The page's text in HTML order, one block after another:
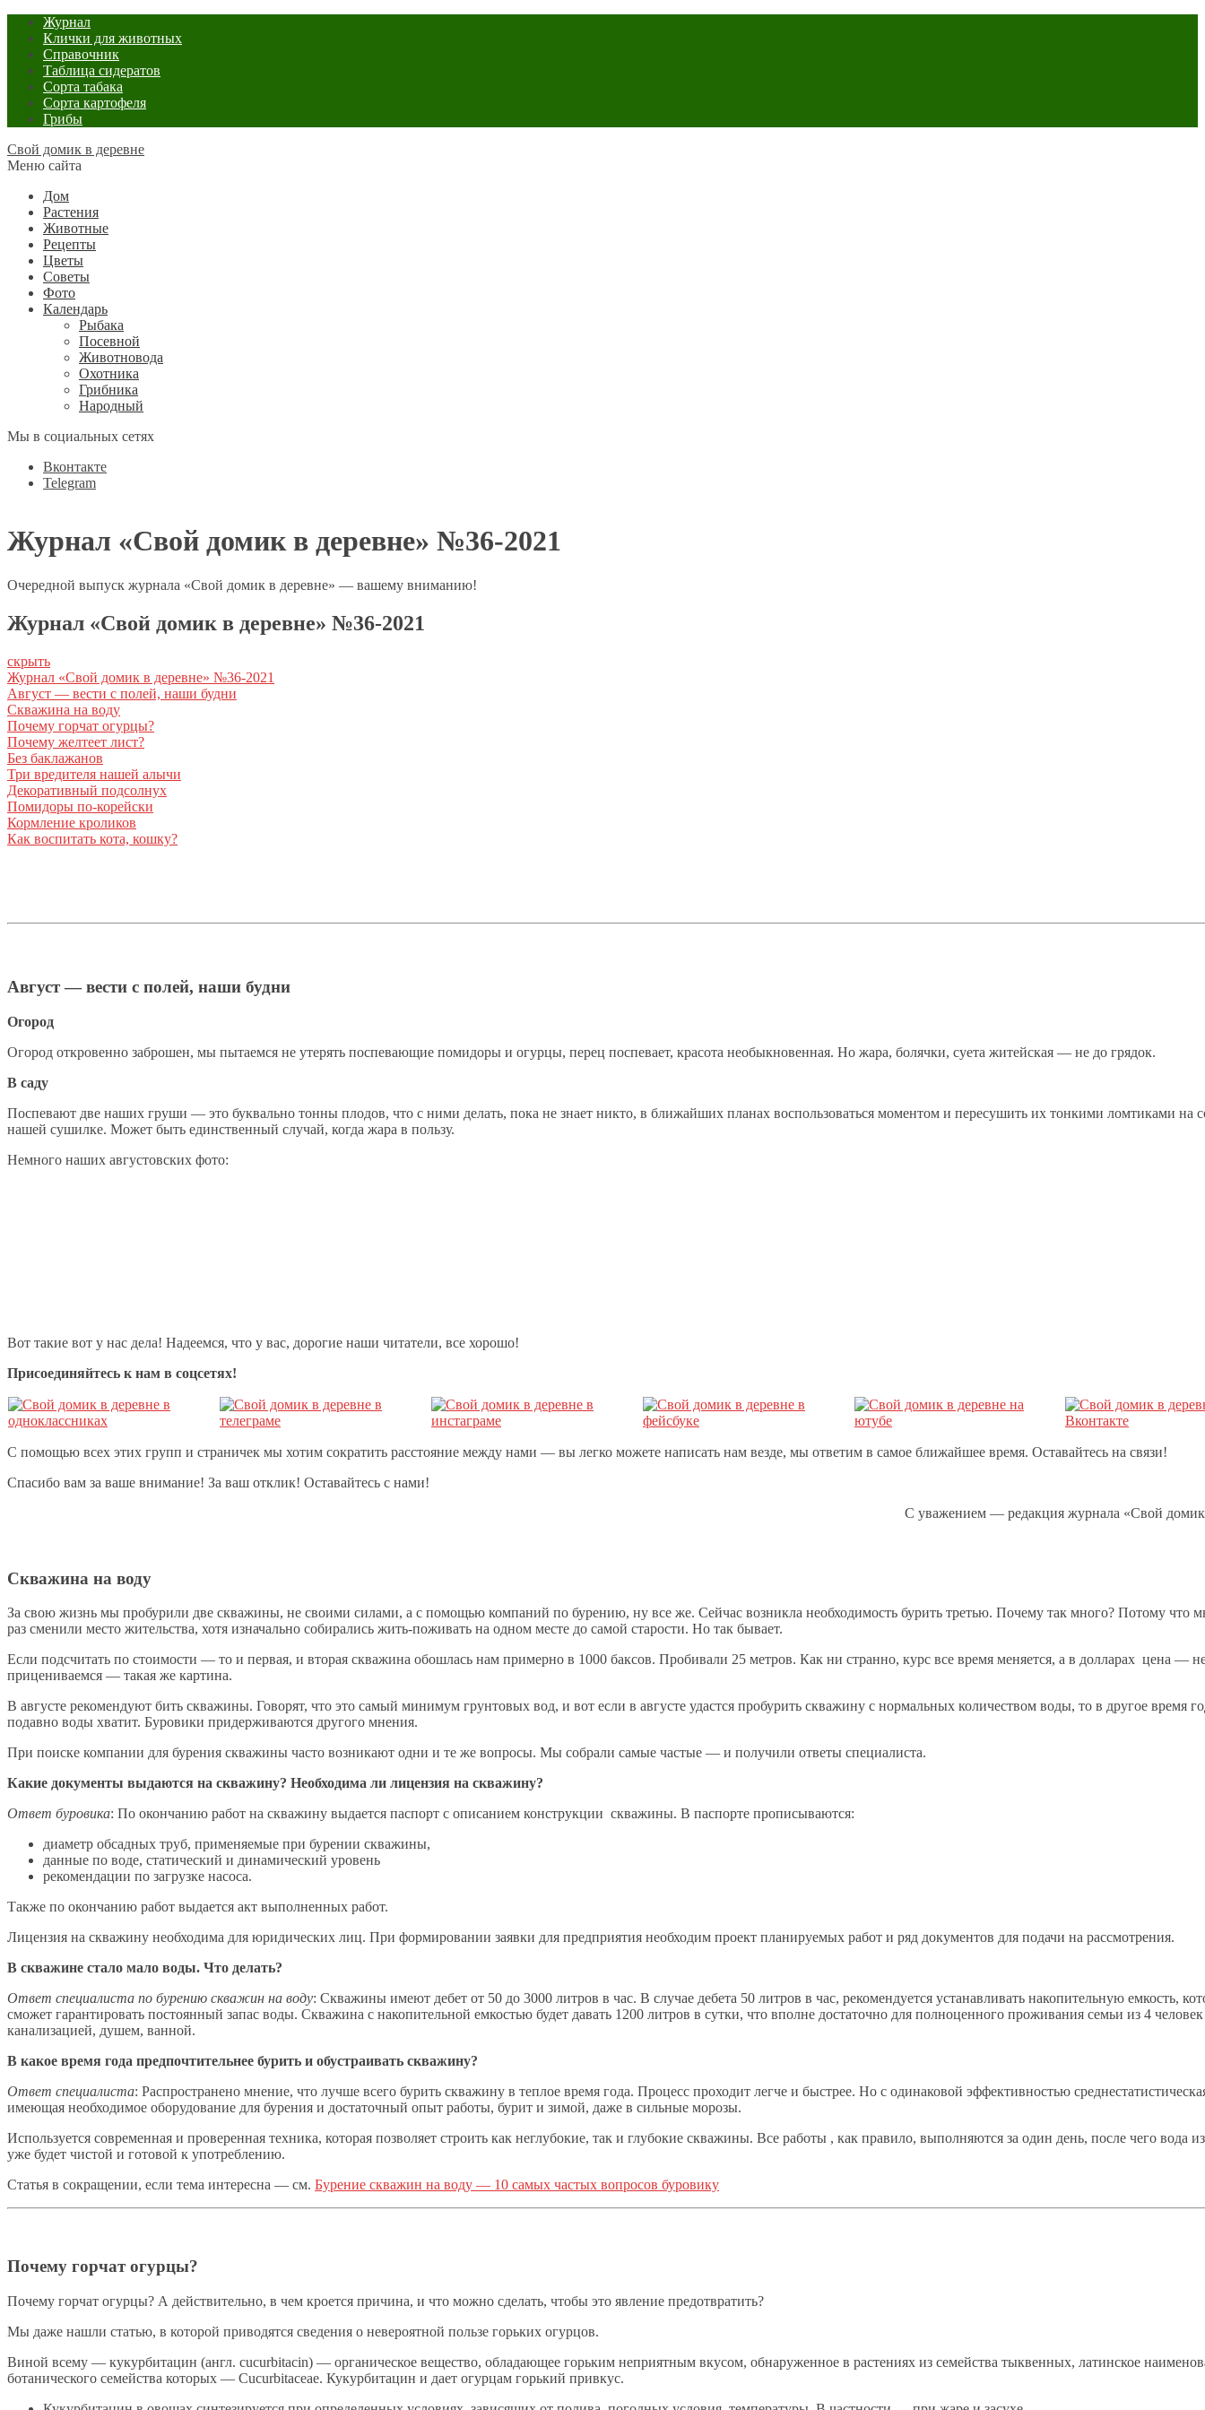
Журнал
Клички для животных
Справочник
Таблица сидератов
Сорта табака
Сорта картофеля
Грибы
Свой домик в деревне
Меню сайта
Дом
Растения
Животные
Рецепты
Цветы
Советы
Фото
Календарь
Рыбака
Посевной
Животновода
Охотника
Грибника
Народный
Мы в социальных сетях
Вконтакте
Telegram
Журнал «Свой домик в деревне» №36-2021
Очередной выпуск журнала «Свой домик в деревне» — вашему вниманию!
Журнал «Свой домик в деревне» №36-2021
скрыть
Журнал «Свой домик в деревне» №36-2021
Август — вести с полей, наши будни
Скважина на воду
Почему горчат огурцы?
Почему желтеет лист?
Без баклажанов
Три вредителя нашей алычи
Декоративный подсолнух
Помидоры по-корейски
Кормление кроликов
Как воспитать кота, кошку?
Август — вести с полей, наши будни
Огород
Огород откровенно заброшен, мы пытаемся не утерять поспевающие помидоры и огурцы, перец поспевает, красота необыкновенная. Но жара, болячки, суета житейская — не до грядок.
В саду
Поспевают две наших груши — это буквально тонны плодов, что с ними делать, пока не знает никто, в ближайших планах воспользоваться моментом и пересушить их тонкими ломтиками на
нашей сушилке. Может быть единственный случай, когда жара в пользу.
Немного наших августовских фото:
Вот такие вот у нас дела! Надеемся, что у вас, дорогие наши читатели, все хорошо!
Присоединяйтесь к нам в соцсетях!
С помощью всех этих групп и страничек мы хотим сократить расстояние между нами — вы легко можете написать нам везде, мы ответим в самое ближайшее время. Оставайтесь на связи!
Спасибо вам за ваше внимание! За ваш отклик! Оставайтесь с нами!
С уважением — редакция журнала «Свой домик
Скважина на воду
За свою жизнь мы пробурили две скважины, не своими силами, а с помощью компаний по бурению, ну все же. Сейчас возникла необходимость бурить третью. Почему так много? Потому что
раз сменили место жительства, хотя изначально собирались жить-поживать на одном месте до самой старости. Но так бывает.
Если подсчитать по стоимости — то и первая, и вторая скважина обошлась нам примерно в 1000 баксов. Пробивали 25 метров. Как ни странно, курс все время меняется, а в долларах цена —
прицениваемся — такая же картина.
В августе рекомендуют бить скважины. Говорят, что это самый минимум грунтовых вод, и вот если в августе удастся пробурить скважину с нормальных количеством воды, то в другое время
подавно воды хватит. Буровики придерживаются другого мнения.
При поиске компании для бурения скважины часто возникают одни и те же вопросы. Мы собрали самые частые — и получили ответы специалиста.
Какие документы выдаются на скважину? Необходима ли лицензия на скважину?
Ответ буровика: По окончанию работ на скважину выдается паспорт с описанием конструкции скважины. В паспорте прописываются:
диаметр обсадных труб, применяемые при бурении скважины,
данные по воде, статический и динамический уровень
рекомендации по загрузке насоса.
Также по окончанию работ выдается акт выполненных работ.
Лицензия на скважину необходима для юридических лиц. При формировании заявки для предприятия необходим проект планируемых работ и ряд документов для подачи на рассмотрения.
В скважине стало мало воды. Что делать?
Ответ специалиста по бурению скважин на воду: Скважины имеют дебет от 50 до 3000 литров в час. В случае дебета 50 литров в час, рекомендуется устанавливать накопительную емкость,
сможет гарантировать постоянный запас воды. Скважина с накопительной емкостью будет давать 1200 литров в сутки, что вполне достаточно для полноценного проживания семьи из 4 человек
канализацией, душем, ванной.
В какое время года предпочтительнее бурить и обустраивать скважину?
Ответ специалиста: Распространено мнение, что лучше всего бурить скважину в теплое время года. Процесс проходит легче и быстрее. Но с одинаковой эффективностью
имеющая необходимое оборудование для бурения и достаточный опыт работы, бурит и зимой, даже в сильные морозы.
Используется современная и проверенная техника, которая позволяет строить как неглубокие, так и глубокие скважины. Все работы , как правило, выполняются за один день, после чего вода
уже будет чистой и готовой к употреблению.
Статья в сокращении, если тема интересна — см. Бурение скважин на воду — 10 самых частых вопросов буровику
Почему горчат огурцы?
Почему горчат огурцы? А действительно, в чем кроется причина, и что можно сделать, чтобы это явление предотвратить?
Мы даже нашли статью, в которой приводятся сведения о невероятной пользе горьких огурцов.
Виной всему — кукурбитацин (англ. cucurbitacin) — органическое вещество, обладающее горьким неприятным вкусом, обнаруженное в растениях из семейства тыквенных, латинское
ботанического семейства которых — Cucurbitaceae. Кукурбитацин и дает огурцам горький привкус.